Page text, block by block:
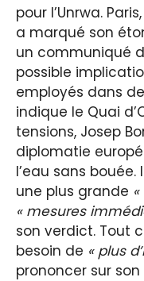
pour l’Unrwa.
a marqué son
un communiqué
possible
employés dans
indique le Quai
tensions, Josep
diplomatie
l’eau sans
une plus grande
« mesures
son verdict. Tout
besoin de « plus
prononcer sur